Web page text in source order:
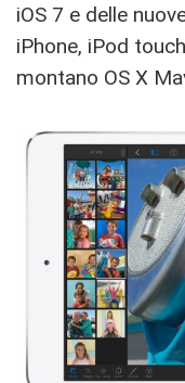
iOS 7 e delle
iPhone, iPod
montano OS X